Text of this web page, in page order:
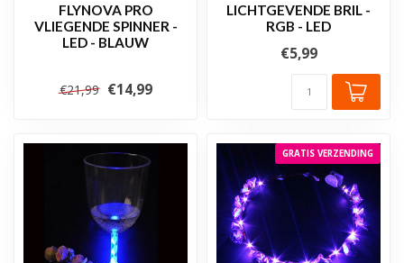
FLYNOVA PRO
VLIEGENDE SPINNER -
LED - BLAUW
€21,99 €14,99
LICHTGEVENDE BRIL -
RGB - LED
€5,99
GRATIS VERZENDING